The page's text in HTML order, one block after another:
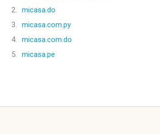
2.
micasa.do
3.
micasa.com.py
4.
micasa.com.do
5.
micasa.pe